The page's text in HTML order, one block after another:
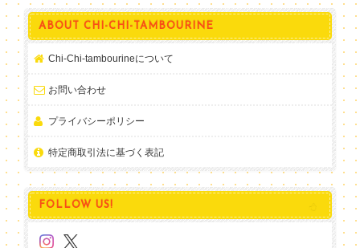
ABOUT CHI-CHI-TAMBOURINE
Chi-Chi-tambourineについて
お問い合わせ
プライバシーポリシー
特定商取引法に基づく表記
FOLLOW US!